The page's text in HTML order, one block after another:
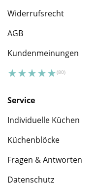
Widerrufsrecht
AGB
Kundenmeinungen
Service
Individuelle Küchen
Küchenblöcke
Fragen & Antworten
Datenschutz